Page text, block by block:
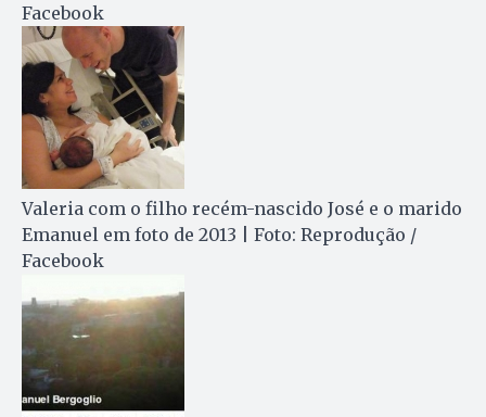
Facebook
Valeria com o filho recém-nascido José e o marido
Emanuel em foto de 2013 | Foto: Reprodução /
Facebook